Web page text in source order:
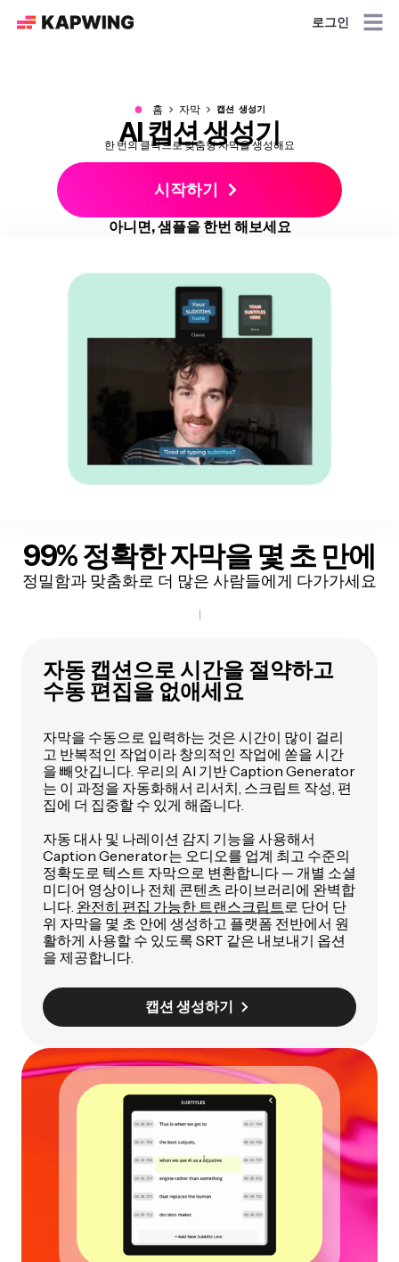
로그인
● 홈 자막 캡션 생성기
AI 캡션 생성기
한 번의 클릭으로 맞춤형 자막을 생성해요
시작하기
아니면, 샘플을 한번 해보세요
99% 정확한자막을 몇 초 만에
정밀함과 맞춤화로 더 많은 사람들에게 다가가세요
자동 캡션으로 시간을 절약하고
수동 편집을 없애세요
자막을 수동으로 입력하는 것은 시간이 많이 걸리
고 반복적인 작업이라 창의적인 작업에 쏟을 시간
을 빼앗깁니다. 우리의 AI 기반 Caption Generator
는 이 과정을 자동화해서 리서치, 스크립트 작성, 편
집에 더 집중할 수 있게 해줍니다.
자동 대사 및 나레이션 감지 기능을 사용해서
Caption Generator는 오디오를 업계 최고 수준의
정확도로 텍스트 자막으로 변환합니다 — 개별 소셜
미디어 영상이나 전체 콘텐츠 라이브러리에 완벽합
니다. 완전히 편집 가능한 트랜스크립트 로 단어 단
위 자막을 몇 초 안에 생성하고 플랫폼 전반에서 원
활하게 사용할 수 있도록 SRT 같은 내보내기 옵션
을 제공합니다.
캡션 생성하기